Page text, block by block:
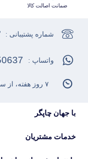
ضمانت اصالت کالا
با جهان چاپگر
خدمات مشتریان
شماره پشتیبانی :
واتساپ :
۷ روز هفته، از ساعت ۹ تا ۲۰ پاسخگوی شما هستیم